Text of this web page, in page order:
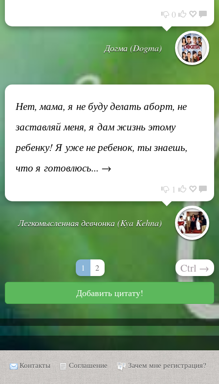
0
Догма (Dogma)
Нет, мама, я не буду делать аборт, не
заставляй меня, я дам жизнь этому
ребенку! Я уже не ребенок, ты знаешь,
что я готовлюсь... →
1
Легкомысленная девчонка (Kya Kehna)
1 2 Ctrl →
Добавить цитату!
Контакты Соглашение Зачем мне регистрация?